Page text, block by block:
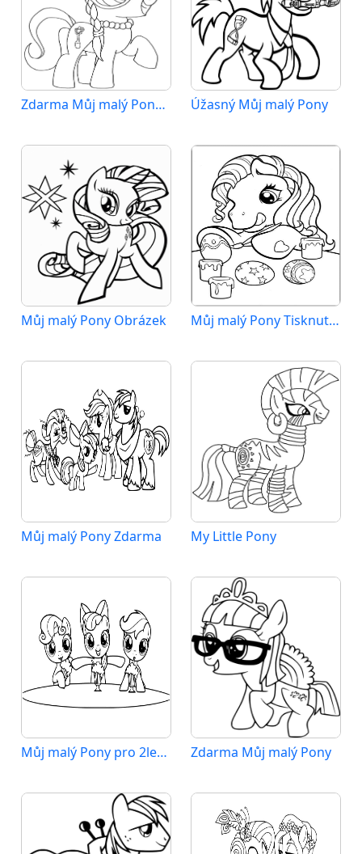
Zdarma Můj malý Pony pro Malé Děti Úžasný Můj malý Pony
Můj malý Pony Obrázek Můj malý Pony Tisknutelný pro Děti
Můj malý Pony Zdarma My Little Pony
Můj malý Pony pro 2leté Děti Zdarma Můj malý Pony